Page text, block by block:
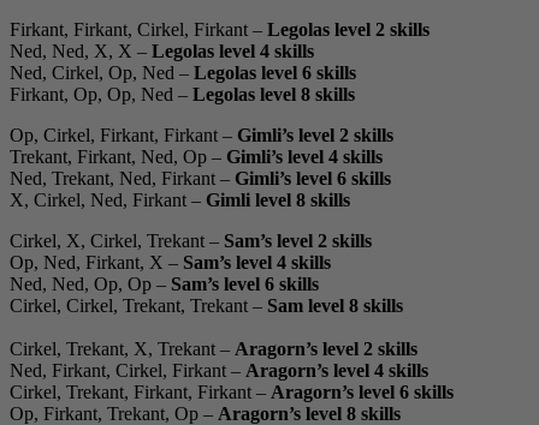
Firkant, Firkant, Cirkel, Firkant – Legolas level 2 skills
Ned, Ned, X, X – Legolas level 4 skills
Ned, Cirkel, Op, Ned – Legolas level 6 skills
Firkant, Op, Op, Ned – Legolas level 8 skills
Op, Cirkel, Firkant, Firkant – Gimli’s level 2 skills
Trekant, Firkant, Ned, Op – Gimli’s level 4 skills
Ned, Trekant, Ned, Firkant – Gimli’s level 6 skills
X, Cirkel, Ned, Firkant – Gimli level 8 skills
Cirkel, X, Cirkel, Trekant – Sam’s level 2 skills
Op, Ned, Firkant, X – Sam’s level 4 skills
Ned, Ned, Op, Op – Sam’s level 6 skills
Cirkel, Cirkel, Trekant, Trekant – Sam level 8 skills
Cirkel, Trekant, X, Trekant – Aragorn’s level 2 skills
Ned, Firkant, Cirkel, Firkant – Aragorn’s level 4 skills
Cirkel, Trekant, Firkant, Firkant – Aragorn’s level 6 skills
Op, Firkant, Trekant, Op – Aragorn’s level 8 skills